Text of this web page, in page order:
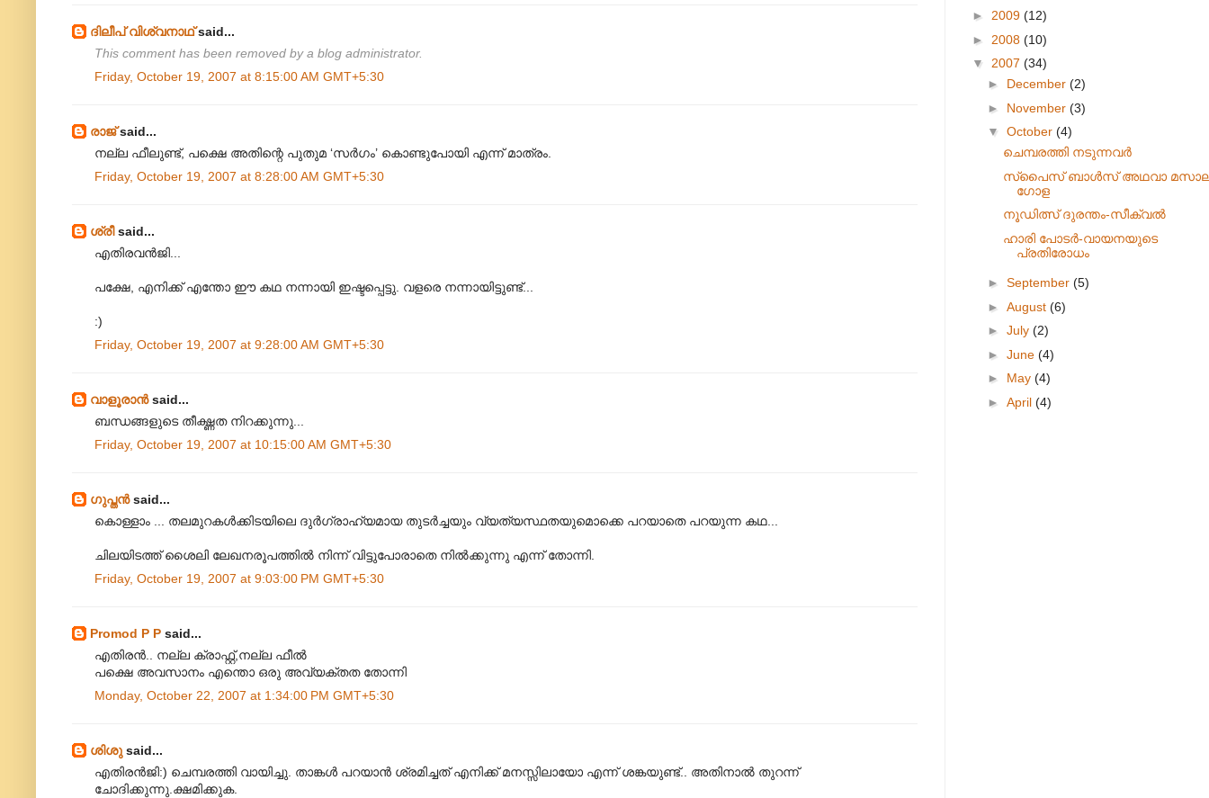
ദിലീപ് വിശ്വനാഥ്said...
This comment has been removed by a blog administrator.
Friday, October 19, 2007 at 8:15:00 AM GMT+5:30
രാജ്said...
നല്ല ഫീലുണ്ട്, പക്ഷെ അതിന്റെ പുതുമ ‘സര്‍ഗം’ കൊണ്ടുപോയി എന്ന് മാത്രം.
Friday, October 19, 2007 at 8:28:00 AM GMT+5:30
ശ്രീsaid...
എതിരവന്‍‌ജി...
പക്ഷേ, എനിക്ക് എന്തോ ഈ കഥ നന്നായി ഇഷ്ടപ്പെട്ടു. വളരെ നന്നായിട്ടുണ്ട്...
:)
Friday, October 19, 2007 at 9:28:00 AM GMT+5:30
വാളൂരാന്‍said...
ബന്ധങ്ങളുടെ തീക്ഷ്ണത നിറക്കുന്നു...
Friday, October 19, 2007 at 10:15:00 AM GMT+5:30
ഗുപ്തന്‍said...
കൊള്ളാം ... തലമുറകള്‍ക്കിടയിലെ ദുര്‍ഗ്രാഹ്യമായ തുടര്‍ച്ചയും വ്യത്യസ്ഥതയുമൊക്കെ പറയാതെ പറയുന്ന കഥ...
ചിലയിടത്ത് ശൈലി ലേഖനരൂപത്തില്‍ നിന്ന് വിട്ടുപോരാതെ നില്‍ക്കുന്നു എന്ന് തോന്നി.
Friday, October 19, 2007 at 9:03:00 PM GMT+5:30
Promod P P said...
എതിരന്‍.. നല്ല ക്രാഫ്റ്റ്,നല്ല ഫീല്‍
പക്ഷെ അവസാനം എന്തൊ ഒരു അവ്യക്തത തോന്നി
Monday, October 22, 2007 at 1:34:00 PM GMT+5:30
ശിശു said...
എതിരന്‍‌ജി:) ചെമ്പരത്തി വായിച്ചു. താങ്കള്‍ പറയാന്‍ ശ്രമിച്ചത് എനിക്ക് മനസ്സിലായോ എന്ന് ശങ്കയുണ്ട്.. അതിനാല്‍ തുറന്ന്
ചോദിക്കുന്നു.ക്ഷമിക്കുക.
► 2009 (12)
► 2008 (10)
▼ 2007 (34)
► December (2)
► November (3)
▼ October (4)
ചെമ്പരത്തി നടുന്നവര്‍
സ്പൈസ് ബാള്‍സ് അഥവാ
ഗോള
നൂഡിത്സ് ദുരന്തം-സീക്വല്‍
ഹാരി പോടര്‍-വായനയുടെ
പ്രതിരോധം
► September (5)
► August (6)
► July (2)
► June (4)
► May (4)
► April (4)